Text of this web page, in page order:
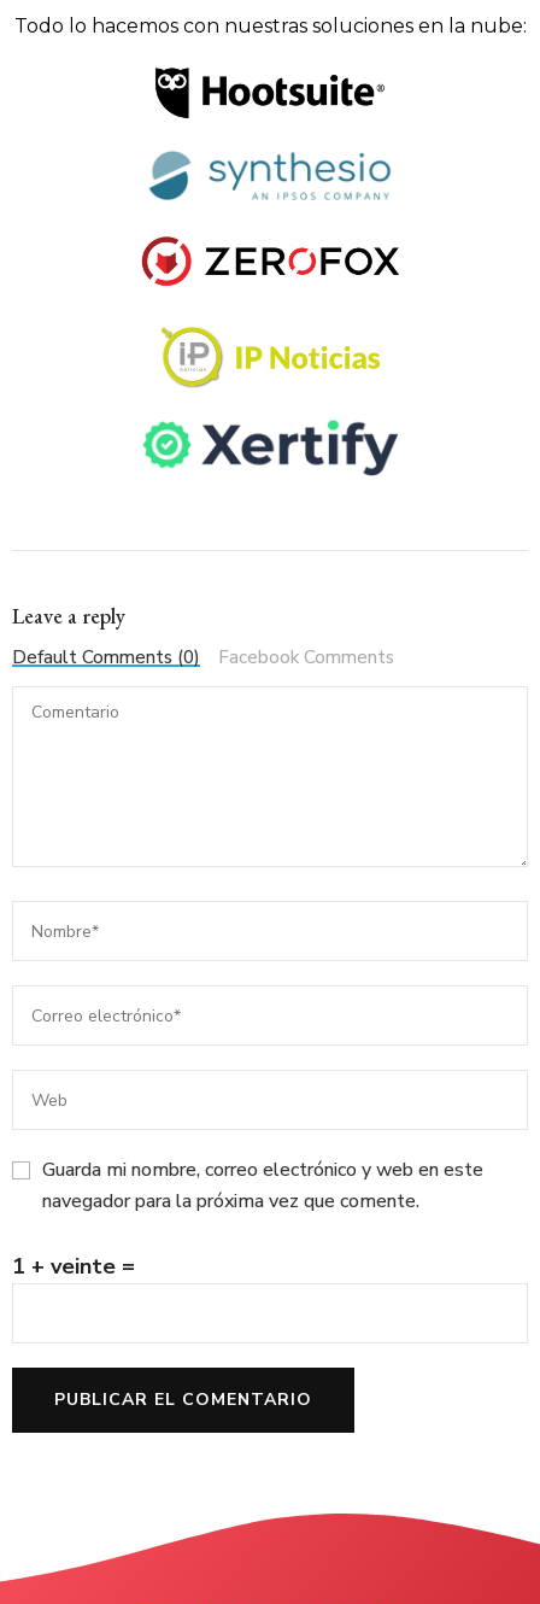
Todo lo hacemos con nuestras soluciones en la nube:
Leave a reply
Default Comments (0) Facebook Comments
Guarda mi nombre, correo electrónico y web en este
navegador para la próxima vez que comente.
1 + veinte =